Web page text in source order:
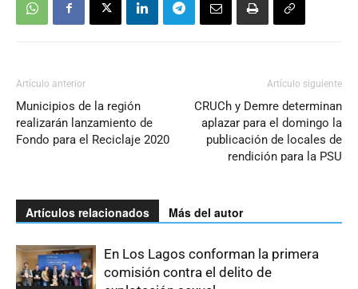
Artículo anterior
Municipios de la región
realizarán lanzamiento de
Fondo para el Reciclaje 2020
Artículo siguiente
CRUCh y Demre determinan
aplazar para el domingo la
publicación de locales de
rendición para la PSU
Artículos relacionados Más del autor
En Los Lagos conforman la primera
comisión contra el delito de